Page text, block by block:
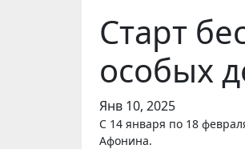
Старт
особых
Янв 10, 2025
С 14 января по 18 февраля 2025 года проводится бесплатный курс Школы родительского мастерства Андрея
Афонина.